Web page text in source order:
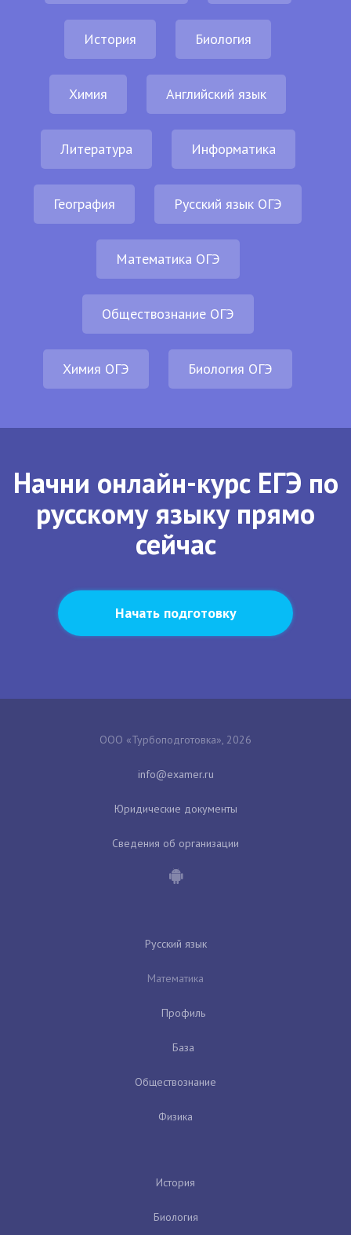
История Биология
Химия Английский язык
Литература Информатика
География Русский язык ОГЭ
Математика ОГЭ
Обществознание ОГЭ
Химия ОГЭ Биология ОГЭ
Начни онлайн-курс ЕГЭ по
русскому языку прямо
сейчас
Начать подготовку
ООО «Турбоподготовка», 2026
Юридические документы
Сведения об организации
Русский язык
Математика
Профиль
База
Обществознание
Физика
История
Биология